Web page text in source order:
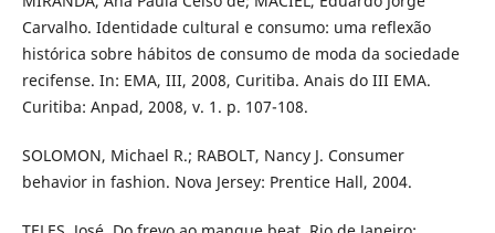
Carvalho. Identidade cultural e consumo: uma reflexão
histórica sobre hábitos de consumo de moda da sociedade
recifense. In: EMA, III, 2008, Curitiba. Anais do III EMA.
Curitiba: Anpad, 2008, v. 1. p. 107-108.
SOLOMON, Michael R.; RABOLT, Nancy J. Consumer
behavior in fashion. Nova Jersey: Prentice Hall, 2004.